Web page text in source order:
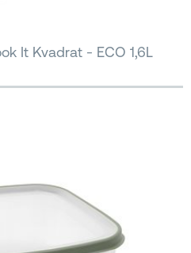
It Kvadrat - ECO 1,6L